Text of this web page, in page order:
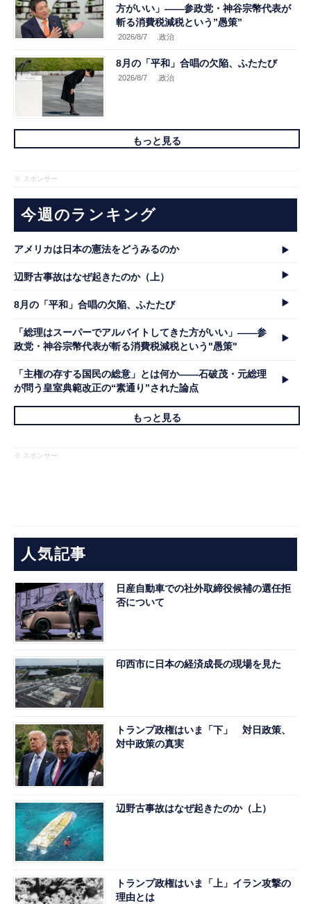
方がいい」――参政党・神谷宗幣代表が
斬る消費税減税という”愚策”
2026/8/7 .政治
8月の「平和」合唱の欠陥、ふたたび
2026/8/7 .政治
もっと見る
※ スポンサー
今週のランキング
アメリカは日本の憲法をどうみるのか
辺野古事故はなぜ起きたのか（上）
8月の「平和」合唱の欠陥、ふたたび
「総理はスーパーでアルバイトしてきた方がいい」――参
政党・神谷宗幣代表が斬る消費税減税という"愚策"
「主権の存する国民の総意」とは何か――石破茂・元総理
が問う皇室典範改正の“素通り”された論点
もっと見る
※ スポンサー
人気記事
日産自動車での社外取締役候補の選任拒
否について
印西市に日本の経済成長の現場を見た
トランプ政権はいま「下」 対日政策、
対中政策の真実
辺野古事故はなぜ起きたのか（上）
トランプ政権はいま「上」イラン攻撃の
理由とは